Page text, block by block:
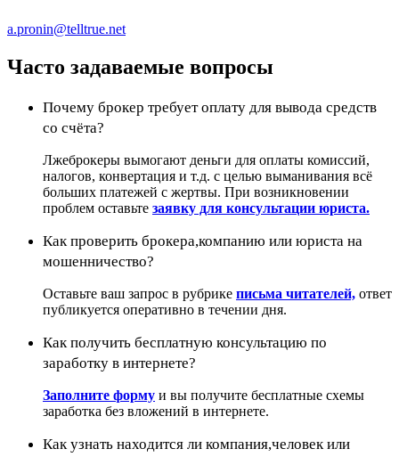
a.pronin@telltrue.net
Часто задаваемые вопросы
Почему брокер требует оплату для вывода средств
со счёта?
Лжеброкеры вымогают деньги для оплаты комиссий,
налогов, конвертация и т.д. с целью выманивания всё
больших платежей с жертвы. При возникновении
проблем оставьте заявку для консультации юриста.
Как проверить брокера,компанию или юриста на
мошенничество?
Оставьте ваш запрос в рубрике письма читателей, ответ
публикуется оперативно в течении дня.
Как получить бесплатную консультацию по
заработку в интернете?
Заполните форму и вы получите бесплатные схемы
заработка без вложений в интернете.
Как узнать находится ли компания,человек или